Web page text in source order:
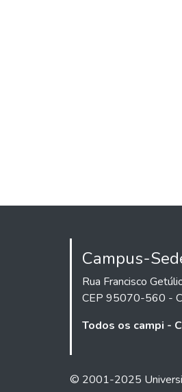
Campus-
Rua Francisco
CEP 95070-560 -
Todos os campi -
© 2001-2025